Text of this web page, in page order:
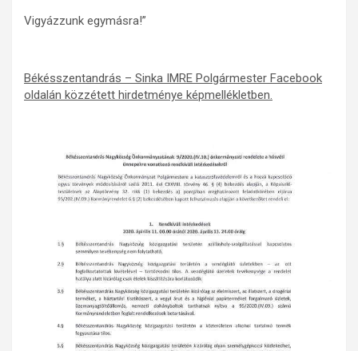
Vigyázzunk egymásra!”
Békésszentandrás – Sinka IMRE Polgármester Facebook
oldalán közzétett hirdetménye képmellékletben.